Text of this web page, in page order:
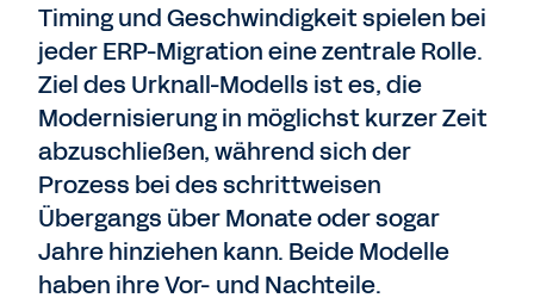
Timing und Geschwindigkeit spielen bei
jeder ERP-Migration eine zentrale Rolle.
Ziel des Urknall-Modells ist es, die
Modernisierung in möglichst kurzer Zeit
abzuschließen, während sich der
Prozess bei des schrittweisen
Übergangs über Monate oder sogar
Jahre hinziehen kann. Beide Modelle
haben ihre Vor- und Nachteile.